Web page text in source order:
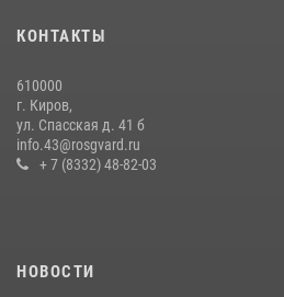
В Слободском росгвардейцы задержали
хулиганстве
20 июля 2026, 08:16
КОНТАКТЫ
610000
г. Киров,
ул. Спасская д. 41 б
info.43@rosgvard.ru
+ 7 (8332) 48-82-03
НОВОСТИ